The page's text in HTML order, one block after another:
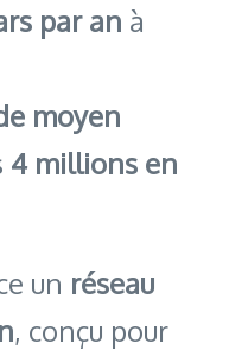
par an à
moyen
4 millions en
un réseau
, conçu pour